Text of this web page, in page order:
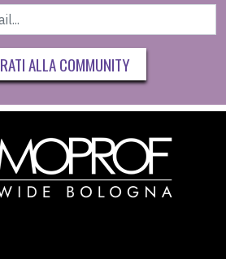
ALLA COMMUNITY